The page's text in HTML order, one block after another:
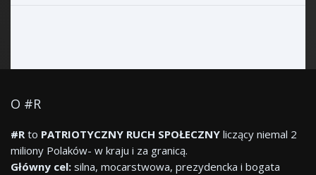
O #R
#Rto PATRIOTYCZNY RUCH SPOŁECZNY liczący niemal 2
miliony Polaków- w kraju i za granicą.
Główny cel: silna, mocarstwowa, prezydencka i bogata